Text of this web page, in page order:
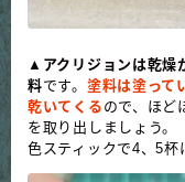
▲ アクリジョンは乾燥
料です。 塗料は塗って
乾いてくる ので、ほど
を取り出しましょう。
色スティックで4、5杯